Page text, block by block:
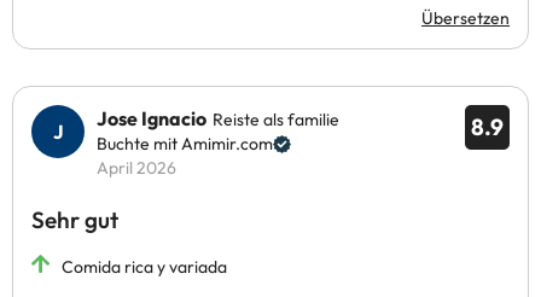
Übersetzen
8.9
Jose Ignacio Reiste als familie
Buchte mit Amimir.com
April 2026
Sehr gut
Comida rica y variada